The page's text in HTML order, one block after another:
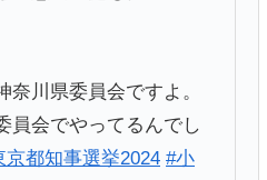
奈川県委員会ですよ。
員会でやってるんでし
京都知事選挙2024 #小